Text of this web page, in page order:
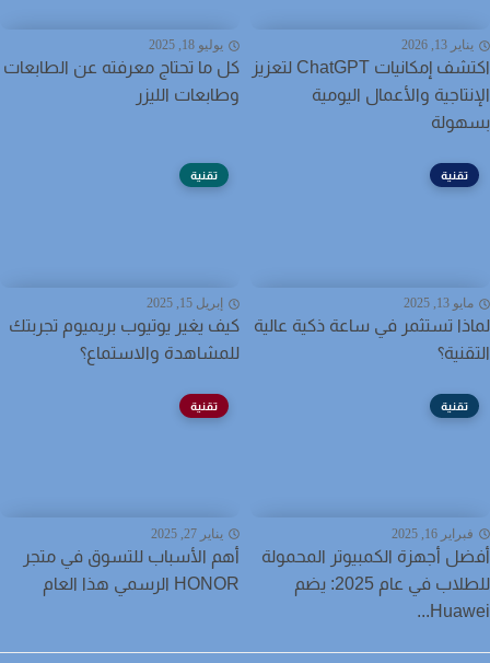
13, 2026
اكتشف إمكانيات ChatGPT لتعزيز
والأعمال اليومية
يوليو 18, 2025
كل ما تحتاج معرفته عن الطابعات
وطابعات الليزر
تقنية
13, 2025
تستثمر في ساعة ذكية عالية
تقنية
إبريل 15, 2025
كيف يغير يوتيوب بريميوم تجربتك
للمشاهدة والاستماع؟
تقنية
16, 2025
أجهزة الكمبيوتر المحمولة
للطلاب في عام 2025: يضم
تقنية
يناير 27, 2025
أهم الأسباب للتسوق في متجر
HONOR الرسمي هذا العام